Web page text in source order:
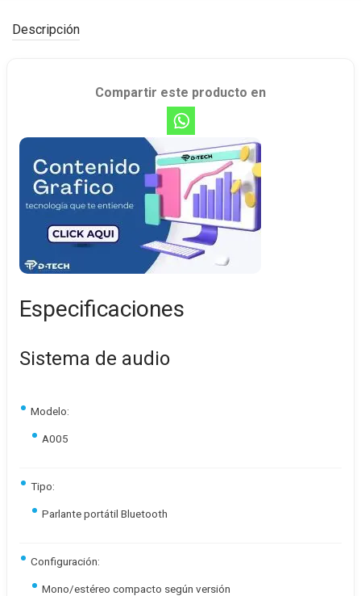
Descripción
Compartir este producto en
Especificaciones
Sistema de audio
Modelo:
A005
Tipo:
Parlante portátil Bluetooth
Configuración:
Mono/estéreo compacto según versión